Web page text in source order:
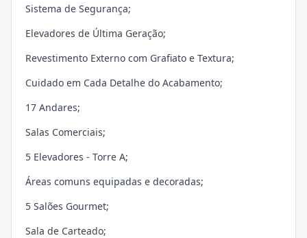
Sistema de Segurança;
Elevadores de Última Geração;
Revestimento Externo com Grafiato e Textura;
Cuidado em Cada Detalhe do Acabamento;
17 Andares;
Salas Comerciais;
5 Elevadores - Torre A;
Áreas comuns equipadas e decoradas;
5 Salões Gourmet;
Sala de Carteado;